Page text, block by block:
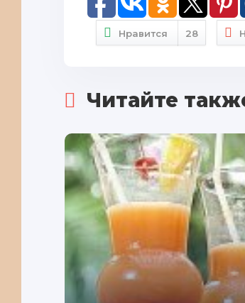
Нравится 28
Читайте